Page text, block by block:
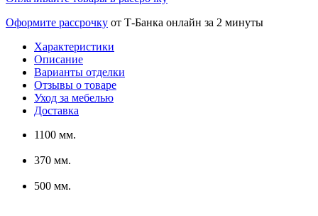
Оформите рассрочку от Т-Банка онлайн за 2 минуты
Характеристики
Описание
Варианты отделки
Отзывы о товаре
Уход за мебелью
Доставка
1100 мм.
370 мм.
500 мм.